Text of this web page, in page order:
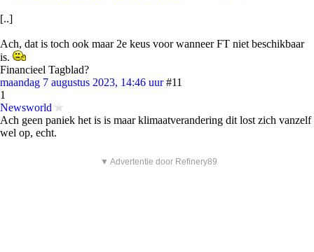
[..]
Ach, dat is toch ook maar 2e keus voor wanneer FT niet beschikbaar
is.
Financieel Tagblad?
maandag 7 augustus 2023, 14:46 uur #11
1
Newsworld
Ach geen paniek het is is maar klimaatverandering dit lost zich vanzelf
wel op, echt.
▼ Advertentie door Refinery89